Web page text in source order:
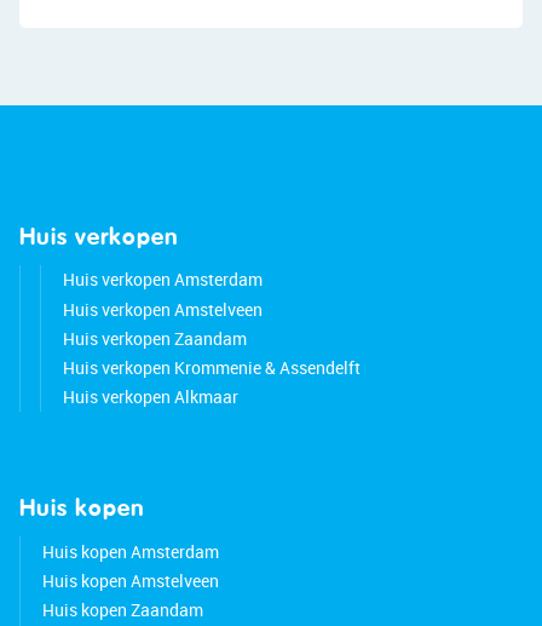
Huis verkopen
Huis verkopen Amsterdam
Huis verkopen Amstelveen
Huis verkopen Zaandam
Huis verkopen Krommenie & Assendelft
Huis verkopen Alkmaar
Huis kopen
Huis kopen Amsterdam
Huis kopen Amstelveen
Huis kopen Zaandam